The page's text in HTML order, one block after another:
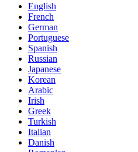
English
French
German
Portuguese
Spanish
Russian
Japanese
Korean
Arabic
Irish
Greek
Turkish
Italian
Danish